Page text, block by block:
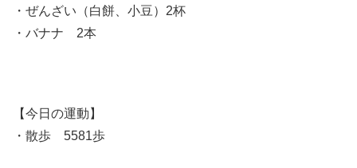
・ぜんざい（白餅、小豆）2杯
・バナナ 2本
【今日の運動】
・散歩 5581歩